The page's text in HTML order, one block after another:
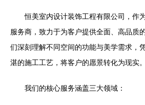
恒美室内设计装饰工程有限公司，作
服务商，致力于为客户提供全面、高品质
们深刻理解不同空间的功能与美学需求，
湛的施工工艺，将客户的愿景转化为现实。
我们的核心服务涵盖三大领域：